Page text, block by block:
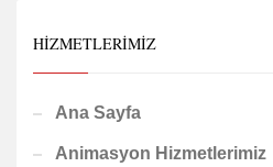
HIZMETLERIMIZ
Ana Sayfa
Animasyon Hizmetlerimiz